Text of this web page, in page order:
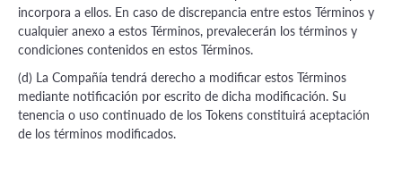
incorpora a ellos. En caso de discrepancia entre estos Términos y
cualquier anexo a estos Términos, prevalecerán los términos y
condiciones contenidos en estos Términos.
(d) La Compañía tendrá derecho a modificar estos Términos
mediante notificación por escrito de dicha modificación. Su
tenencia o uso continuado de los Tokens constituirá aceptación
de los términos modificados.